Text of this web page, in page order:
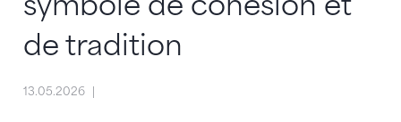
de tradition
13.05.2026